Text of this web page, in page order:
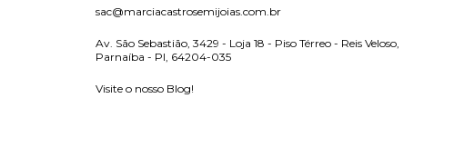
sac@marciacastrosemijoias.com.br
Av. São Sebastião, 3429 - Loja 18 - Piso Térreo - Reis Veloso,
Parnaíba - PI, 64204-035
Visite o nosso Blog!